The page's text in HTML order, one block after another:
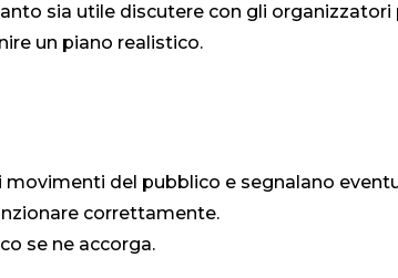
sia utile discutere con gli organizzatori
un piano realistico.
del pubblico e segnalano
correttamente.
se ne accorga.